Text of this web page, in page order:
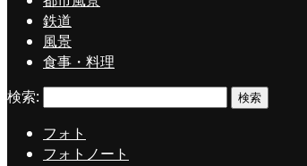
鉄道
風景
食事・料理
フォト
フォトノート
検索: